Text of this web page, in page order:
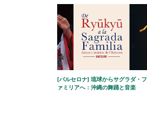
[バルセロナ] 琉球からサグラダ・フ
ァミリアへ：沖縄の舞踊と音楽